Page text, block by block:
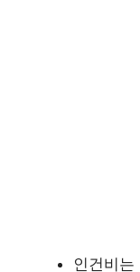
인건비